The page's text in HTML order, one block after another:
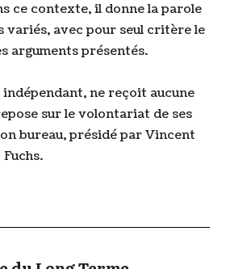
ce contexte, il donne la parole
variés, avec pour seul critère le
arguments présentés.
ne reçoit aucune
sur le volontariat de ses
bureau, présidé par Vincent